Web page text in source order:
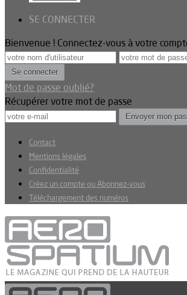
SE CONNECTER
Bienvenue ! Connectez-vous à votre
Mot de passe oublié?
Récupérer votre mot de passe
Contact
Mentions légales
Confidentialité
Créez un compte ou Abonnez-vous
Téléchargement des numéros